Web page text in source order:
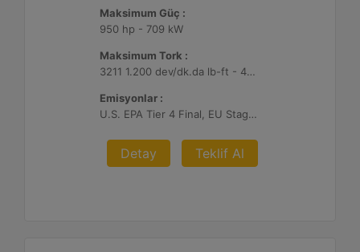
Maksimum Güç :
950 hp - 709 kW
Maksimum Tork :
3211 1.200 dev/dk.da lb-ft - 4354 1.200 dev/dk.da Nm
Emisyonlar :
U.S. EPA Tier 4 Final, EU Stage V
Detay Teklif Al